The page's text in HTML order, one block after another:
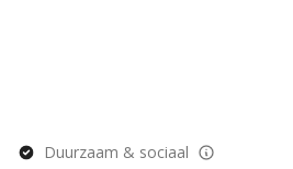
Duurzaam & sociaal